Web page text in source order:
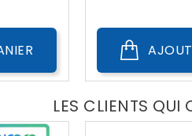
LES CLIENTS QUI